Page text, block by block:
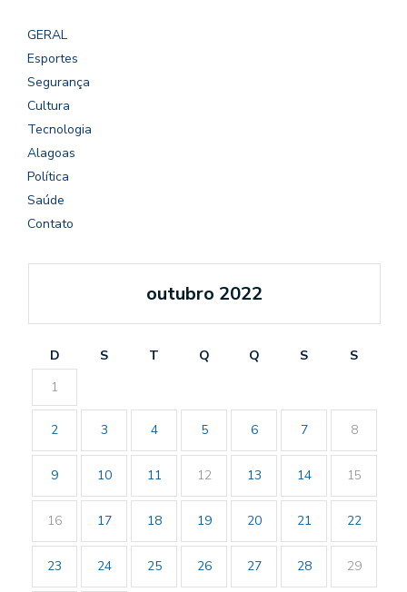
GERAL
Esportes
Segurança
Cultura
Tecnologia
Alagoas
Política
Saúde
Contato
outubro 2022
D S T Q Q S
S
1
2 3 4 5 6 7 8
9 10 11 12 13 14 15
16 17 18 19 20 21 22
23 24 25 26 27 28 29